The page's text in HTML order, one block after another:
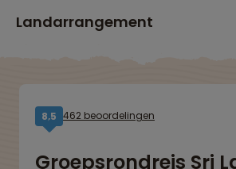
Landarrangement
8,5 462 beoordelingen
Groepsrondreis Sri